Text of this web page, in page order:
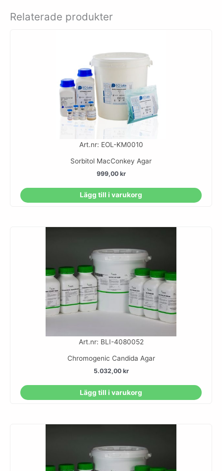
Relaterade produkter
Art.nr: EOL-KM0010
Sorbitol MacConkey Agar
999,00 kr
Lägg till i varukorg
Art.nr: BLI-4080052
Chromogenic Candida Agar
5.032,00 kr
Lägg till i varukorg